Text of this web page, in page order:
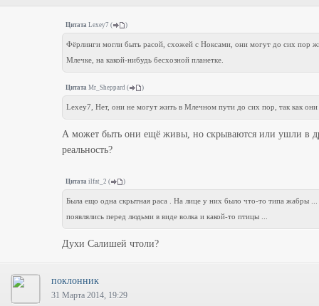
Цитата Lexey7 ( )
Фёрлинги могли быть расой, схожей с Ноксами, они могут до сих пор
Млечке, на какой-нибудь бесхозной планетке.
Цитата Mr_Sheppard ( )
Lexey7, Нет, они не могут жить в Млечном пути до сих пор, так как
А может быть они ещё живы, но скрываются или ушли в
реальность?
Цитата ilfat_2 ( )
Была ещо одна скрытная раса . На лице у них было что-то типа жабры
появлялись перед людьми в виде волка и какой-то птицы ...
Духи Салишей чтоли?
поклонник
31 Марта 2014, 19:29